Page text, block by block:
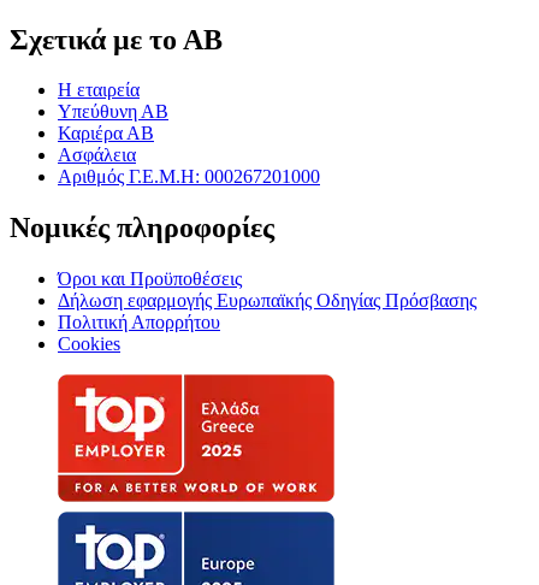
Σχετικά με το ΑΒ
Η εταιρεία
Υπεύθυνη ΑΒ
Καριέρα ΑΒ
Ασφάλεια
Αριθμός Γ.Ε.Μ.Η: 000267201000
Νομικές πληροφορίες
Όροι και Προϋποθέσεις
Δήλωση εφαρμογής Ευρωπαϊκής Οδηγίας Πρόσβασης
Πολιτική Απορρήτου
Cookies